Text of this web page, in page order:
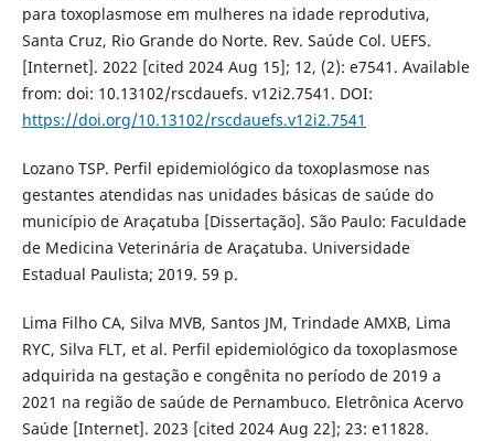
para toxoplasmose em mulheres na idade reprodutiva,
Santa Cruz, Rio Grande do Norte. Rev. Saúde Col. UEFS.
[Internet]. 2022 [cited 2024 Aug 15]; 12, (2): e7541. Available
from: doi: 10.13102/rscdauefs. v12i2.7541. DOI:
https://doi.org/10.13102/rscdauefs.v12i2.7541
Lozano TSP. Perfil epidemiológico da toxoplasmose nas
gestantes atendidas nas unidades básicas de saúde do
município de Araçatuba [Dissertação]. São Paulo: Faculdade
de Medicina Veterinária de Araçatuba. Universidade
Estadual Paulista; 2019. 59 p.
Lima Filho CA, Silva MVB, Santos JM, Trindade AMXB, Lima
RYC, Silva FLT, et al. Perfil epidemiológico da toxoplasmose
adquirida na gestação e congênita no período de 2019 a
2021 na região de saúde de Pernambuco. Eletrônica Acervo
Saúde [Internet]. 2023 [cited 2024 Aug 22]; 23: e11828.